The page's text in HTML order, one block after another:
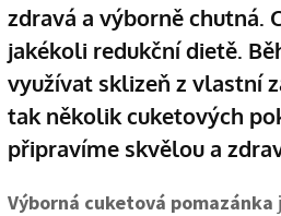
zdravá a výborně chutná.
jakékoli redukční dietě.
využívat sklizeň z vlastní
tak několik cuketových
připravíme skvělou a
Výborná cuketová pomazánka